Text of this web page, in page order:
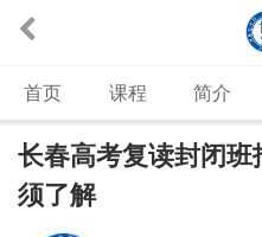
首页 课程 简介
长春高考复读封闭
须了解